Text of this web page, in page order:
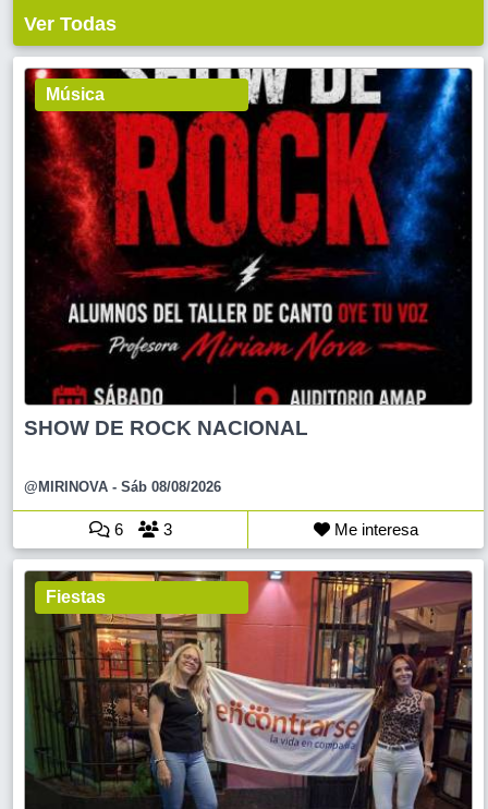
Ver Todas
Música
SHOW DE ROCK NACIONAL
@MIRINOVA - Sáb 08/08/2026
6 3 Me interesa
Fiestas